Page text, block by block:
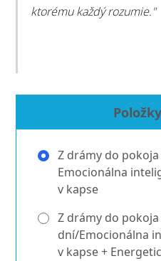
ktorému každý rozumie."
Z drámy do pokoja
Emocionálna
v kapse
Z drámy do pokoja
dní/Emocionálna
v kapse +